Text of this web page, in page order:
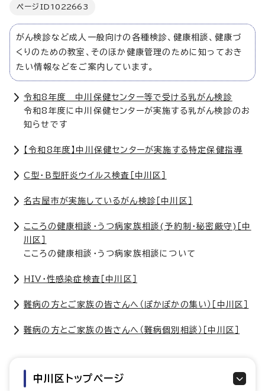
ページID 1022663
がん検診など成人一般向けの各種検診、健康相談、健康づ
くりのための教室、そのほか健康管理のために知っておき
たい情報などをご案内しています。
令和8年度 中川保健センター等で受ける乳がん検診
令和8年度に中川保健センターが実施する乳がん検診のお
知らせです
【令和8年度】中川保健センターが実施する特定保健指導
C型・B型肝炎ウイルス検査［中川区］
名古屋市が実施しているがん検診［中川区］
こころの健康相談・うつ病家族相談(予約制・秘密厳守)［中
川区］
こころの健康相談・うつ病家族相談について
HIV・性感染症検査［中川区］
難病の方とご家族の皆さんへ（ぽかぽかの集い）［中川区］
難病の方とご家族の皆さんへ（難病個別相談）［中川区］
中川区トップページ